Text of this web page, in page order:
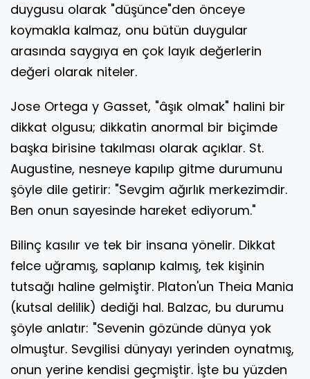
duygusu olarak "düşünce"den önceye
koymakla kalmaz, onu bütün duygular
arasında saygıya en çok layık değerlerin
değeri olarak niteler.
Jose Ortega y Gasset, "âşık olmak" halini bir
dikkat olgusu; dikkatin anormal bir biçimde
başka birisine takılması olarak açıklar. St.
Augustine, nesneye kapılıp gitme durumunu
şöyle dile getirir: "Sevgim ağırlık merkezimdir.
Ben onun sayesinde hareket ediyorum."
Bilinç kasılır ve tek bir insana yönelir. Dikkat
felce uğramış, saplanıp kalmış, tek kişinin
tutsağı haline gelmiştir. Platon'un Theia Mania
(kutsal delilik) dediği hal. Balzac, bu durumu
şöyle anlatır: "Sevenin gözünde dünya yok
olmuştur. Sevgilisi dünyayı yerinden oynatmış,
onun yerine kendisi geçmiştir. İşte bu yüzden